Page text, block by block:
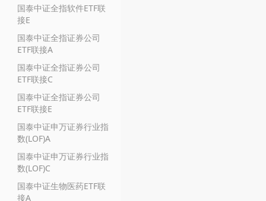
国泰中证全指软件ETF联
接E
国泰中证全指证券公司
ETF联接A
国泰中证全指证券公司
ETF联接C
国泰中证全指证券公司
ETF联接E
国泰中证申万证券行业指
数(LOF)A
国泰中证申万证券行业指
数(LOF)C
国泰中证生物医药ETF联
接A